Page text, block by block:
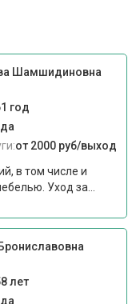
Шамшидиновна
год
от 2000 руб/выход
в том числе и
Уход за...
лет